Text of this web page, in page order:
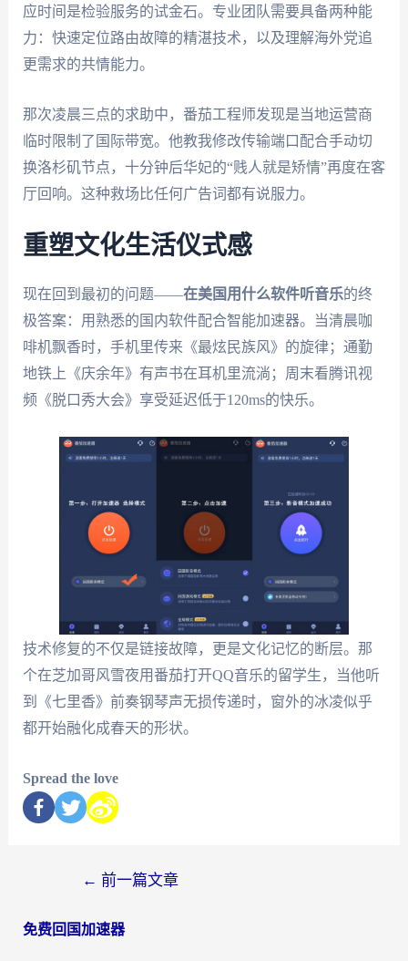
应时间是检验服务的试金石。专业团队需要具备两种能
力：快速定位路由故障的精湛技术，以及理解海外党追
更需求的共情能力。
那次凌晨三点的求助中，番茄工程师发现是当地运营商
临时限制了国际带宽。他教我修改传输端口配合手动切
换洛杉矶节点，十分钟后华妃的“贱人就是矫情”再度在客
厅回响。这种救场比任何广告词都有说服力。
重塑文化生活仪式感
现在回到最初的问题——在美国用什么软件听音乐的终
极答案：用熟悉的国内软件配合智能加速器。当清晨咖
啡机飘香时，手机里传来《最炫民族风》的旋律；通勤
地铁上《庆余年》有声书在耳机里流淌；周末看腾讯视
频《脱口秀大会》享受延迟低于120ms的快乐。
技术修复的不仅是链接故障，更是文化记忆的断层。那
个在芝加哥风雪夜用番茄打开QQ音乐的留学生，当他听
到《七里香》前奏钢琴声无损传递时，窗外的冰凌似乎
都开始融化成春天的形状。
Spread the love
← 前一篇文章
免费回国加速器